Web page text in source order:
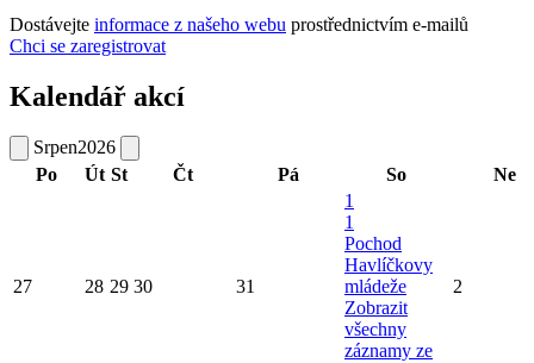
Dostávejte informace z našeho webu prostřednictvím e-mailů
Chci se zaregistrovat
Kalendář akcí
Srpen2026
Po
Út St Čt Pá So Ne
27 28 29 30 31
1
1
Pochod
Havlíčkovy
mládeže
Zobrazit
všechny
záznamy ze
2